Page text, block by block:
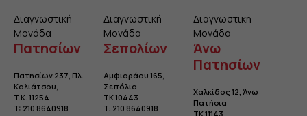
Διαγνωστική
Μονάδα
Πατησίων
Πατησίων 237, Πλ.
Κολιάτσου
T.K. 11254
T: 210 8640918
Διαγνωστική
Μονάδα
Σεπολίων
Αμφιαράου 165,
Σεπόλια
TK 10443
Τ: 210 8640918
Διαγνωστική
Μονάδα
Άνω
Πατησίων
Χαλκίδος 12, Άνω
Πατήσια
TK 11143